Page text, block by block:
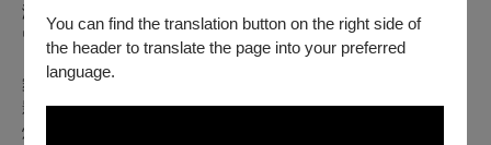
You can find the translation button on the right side of
the header to translate the page into your preferred
language.
演員｜王安琪、王肇陽、竺定誼、林子恆、林家麒、高右恬、
曾歆雁、陳以恩、廖威迪、廖原慶
舞台設計｜李柏霖
影像設計｜王正源
燈光設計｜陳冠霖